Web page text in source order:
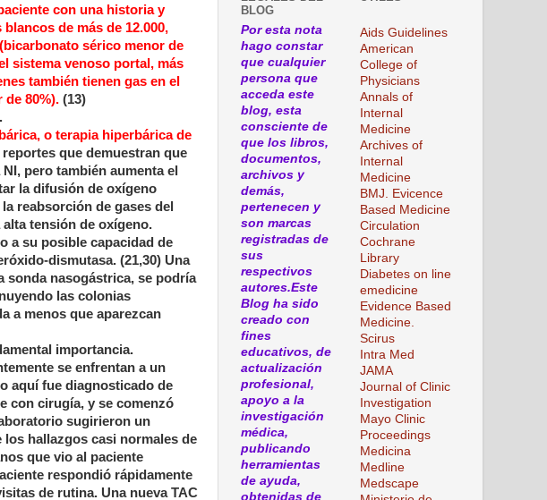
con una historia y
de más de 12.000,
sérico menor de
sistema venoso portal, más
también tienen gas en el
80%). (13)
o terapia hiperbárica de
reportes que demuestran que
pero también aumenta el
la difusión de oxígeno
reabsorción de gases del
tensión de oxígeno.
a su posible capacidad de
dismutasa. (21,30) Una
sonda nasogástrica, se podría
las colonias
a menos que aparezcan
importancia.
se enfrentan a un
aquí fue diagnosticado de
con cirugía, y se comenzó
sugirieron un
hallazgos casi normales de
que vio al paciente
respondió rápidamente
de rutina. Una nueva TAC
BLOG
Por esta nota
hago constar
que cualquier
persona que
acceda este
blog, esta
consciente de
que los libros,
documentos,
archivos y
demás,
pertenecen y
son marcas
registradas de
sus
respectivos
autores.Este
Blog ha sido
creado con
fines
educativos, de
actualización
profesional,
apoyo a la
investigación
médica,
publicando
herramientas
de ayuda,
obtenidas de
Aids Guidelines
American
College of
Physicians
Annals of
Internal
Medicine
Archives of
Internal
Medicine
BMJ. Evicence
Based Medicine
Circulation
Cochrane
Library
Diabetes on line
emedicine
Evidence Based
Medicine.
Scirus
Intra Med
JAMA
Journal of Clinic
Investigation
Mayo Clinic
Proceedings
Medicina
Medline
Medscape